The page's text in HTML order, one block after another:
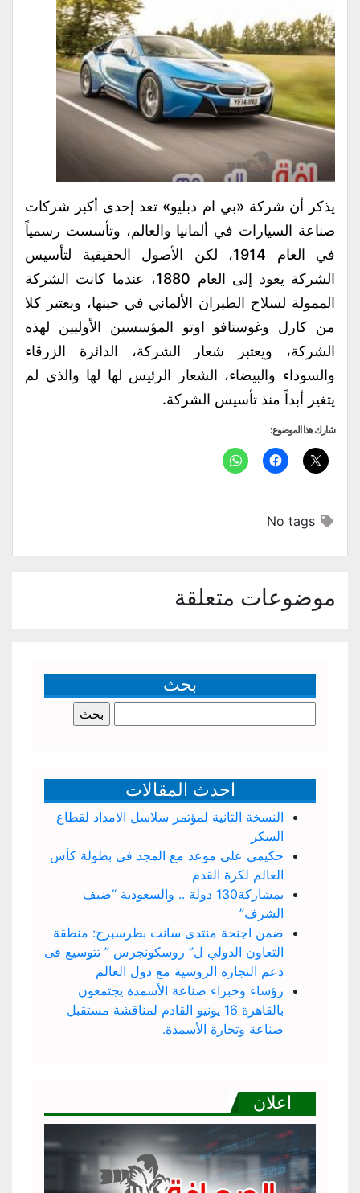
يذكر أن شركة «بي ام دبليو» تعد إحدى أكبر شركات
صناعة السيارات في ألمانيا والعالم، وتأسست رسمياً
في العام 1914، لكن الأصول الحقيقية لتأسيس
الشركة يعود إلى العام 1880، عندما كانت الشركة
الممولة لسلاح الطيران الألماني في حينها، ويعتبر كلا
من كارل وغوستافو اوتو المؤسسين الأوليين لهذه
الشركة، ويعتبر شعار الشركة، الدائرة الزرقاء
والسوداء والبيضاء، الشعار الرئيس لها لها والذي لم
يتغير أبداً منذ تأسيس الشركة.
شارك هذا الموضوع:
موضوعات متعلقة
بحث
عن:
احدث المقالات
النسخة الثانية لمؤتمر سلاسل الامداد لقطاع
السكر
حكيمي على موعد مع المجد فى بطولة كأس
العالم لكرة القدم
بمشاركة130 دولة .. والسعودية “ضيف
الشرف”
ضمن اجنحة منتدى سانت بطرسبرج: منطقة
التعاون الدولي ل” روسكونجرس ” تتوسيع فى
دعم التجارة الروسية مع دول العالم
رؤساء وخبراء صناعة الأسمدة يجتمعون
بالقاهرة 16 يونيو القادم لمناقشة مستقبل
صناعة وتجارة الأسمدة.
اعلان